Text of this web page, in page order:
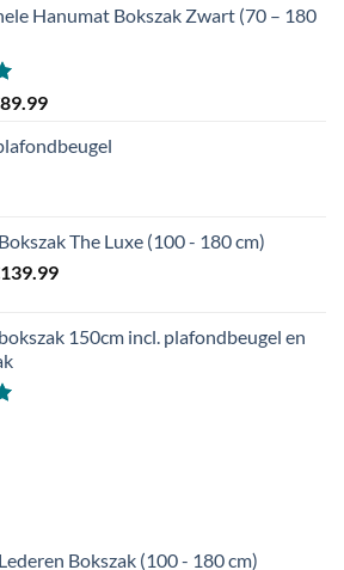
Hanumat Bokszak Zwart (70 – 180
89.99Prijsklasse:
tot
The Luxe (100 - 180 cm)
139.99Prijsklasse:
€139.99
150cm incl. plafondbeugel en
Bokszak (100 - 180 cm)